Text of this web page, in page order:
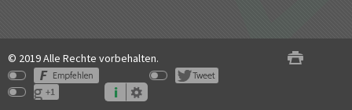
© 2019 Alle Rechte vorbehalten.